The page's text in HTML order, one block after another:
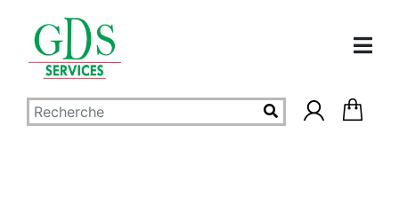
Politique de
confidentialité